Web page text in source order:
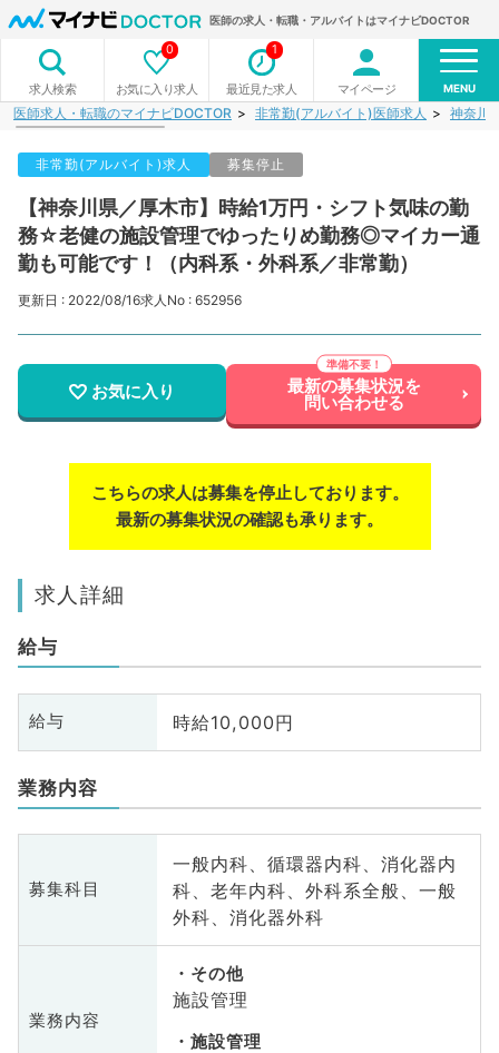
医師の求人・転職・アルバイトはマイナビDOCTOR
求人検索 お気に入り求人
0
最近見た求人
1
マイページ MENU
医師求人・転職のマイナビDOCTOR 非常勤(アルバイト)医師求人 神奈川
非常勤(アルバイト)求人 募集停止
【神奈川県／厚木市】時給1万円・シフト気味の勤
務☆老健の施設管理でゆったりめ勤務◎マイカー通
勤も可能です！（内科系・外科系／非常勤）
更新日 : 2022/08/16求人No : 652956
お気に入り 最新の募集状況を
問い合わせる
こちらの求人は募集を停止しております。
最新の募集状況の確認も承ります。
求人詳細
給与
給与 時給10,000円
業務内容
募集科目
一般内科、循環器内科、消化器内
科、老年内科、外科系全般、一般
外科、消化器外科
業務内容
その他
施設管理
施設管理